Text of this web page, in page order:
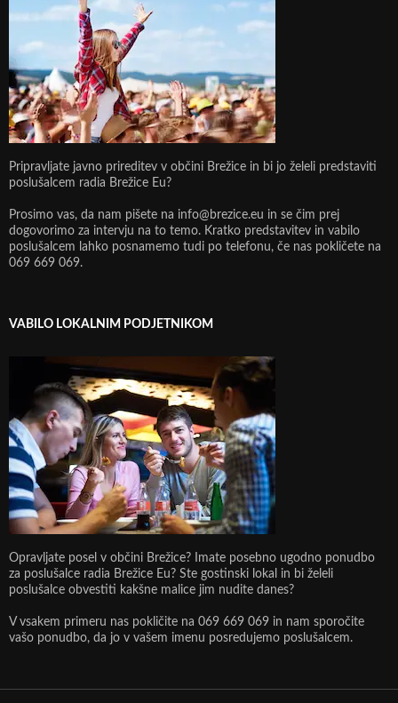
Pripravljate javno prireditev v občini Brežice in bi jo želeli predstaviti
poslušalcem radia Brežice Eu?
Prosimo vas, da nam pišete na info@brezice.eu in se čim prej
dogovorimo za intervju na to temo. Kratko predstavitev in vabilo
poslušalcem lahko posnamemo tudi po telefonu, če nas pokličete na
069 669 069.
VABILO LOKALNIM PODJETNIKOM
Opravljate posel v občini Brežice? Imate posebno ugodno ponudbo
za poslušalce radia Brežice Eu? Ste gostinski lokal in bi želeli
poslušalce obvestiti kakšne malice jim nudite danes?
V vsakem primeru nas pokličite na 069 669 069 in nam sporočite
vašo ponudbo, da jo v vašem imenu posredujemo poslušalcem.